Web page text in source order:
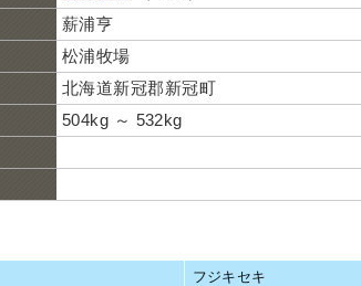
薪浦亨
松浦牧場
北海道新冠郡新冠町
504kg ～ 532kg
フジキセキ